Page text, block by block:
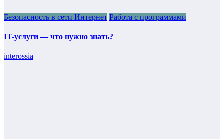
Безопасность в сети Интернет Работа с программами
IT-услуги — что нужно знать?
interossia